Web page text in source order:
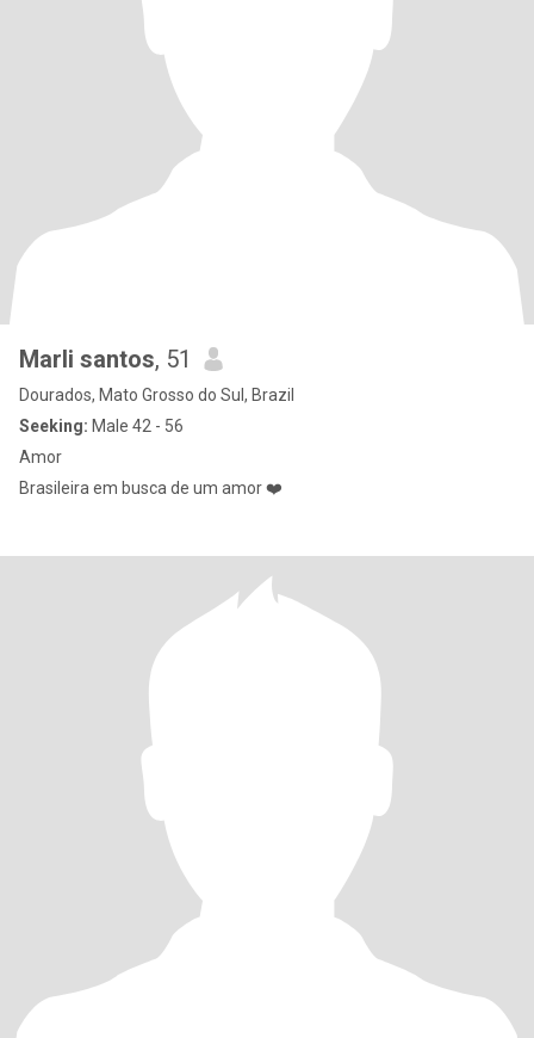
Marli santos, 51
Dourados, Mato Grosso do Sul, Brazil
Seeking: Male 42 - 56
Amor
Brasileira em busca de um amor ❤️